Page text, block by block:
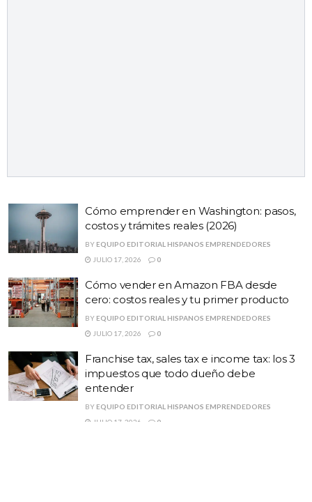
Cómo emprender en Washington: pasos,
costos y trámites reales (2026)
BY EQUIPO EDITORIAL HISPANOS EMPRENDEDORES
JULIO 17, 2026
0
Cómo vender en Amazon FBA desde
cero: costos reales y tu primer producto
BY EQUIPO EDITORIAL HISPANOS EMPRENDEDORES
JULIO 17, 2026
0
Franchise tax, sales tax e income tax: los 3
impuestos que todo dueño debe
entender
BY EQUIPO EDITORIAL HISPANOS EMPRENDEDORES
JULIO 17, 2026
0